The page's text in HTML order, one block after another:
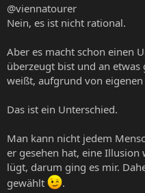
@viennatourer
Nein, es ist nicht rational.
Aber es macht schon einen
überzeugt bist und an
weißt, aufgrund von
Das ist ein Unterschied.
Man kann nicht jedem
er gesehen hat, eine Illusion
lügt, darum ging es mir.
gewählt
.